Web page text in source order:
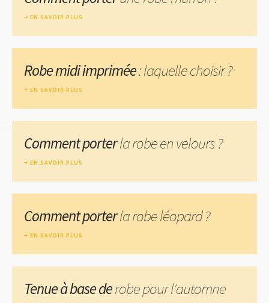
EN SAVOIR PLUS
Robe midi imprimée: laquelle choisir ?
EN SAVOIR PLUS
Comment porterla robe en velours ?
EN SAVOIR PLUS
Comment porterla robe léopard ?
EN SAVOIR PLUS
Tenue à base derobe pour l'automne